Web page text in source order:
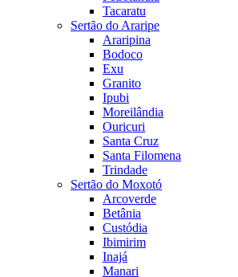
Tacaratu
Sertão do Araripe
Araripina
Bodoco
Exu
Granito
Ipubi
Moreilândia
Ouricuri
Santa Cruz
Santa Filomena
Trindade
Sertão do Moxotó
Arcoverde
Betânia
Custódia
Ibimirim
Inajá
Manari